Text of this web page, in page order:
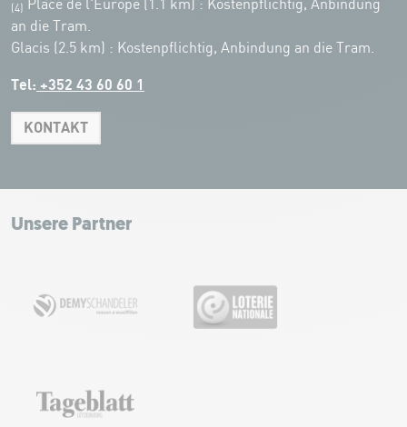
(4)
Place de l'Europe (1.1 km) : Kostenpflichtig, Anbindung
an die Tram.
Glacis (2.5 km) : Kostenpflichtig, Anbindung an die Tram.
Tel: +352 43 60 60 1
KONTAKT
+
−
Leaflet|Map tiles by Carto, under CC BY 3.0. Data by OpenStreetMap, under
Unsere Partner